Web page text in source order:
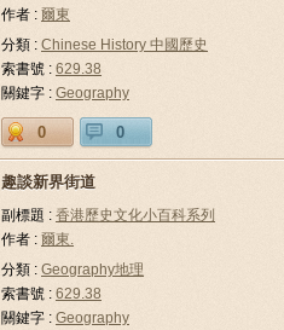
作者 : 爾東
分類 : Chinese History 中國歷史
索書號 : 629.38
關鍵字 : Geography
0 0
趣談新界街道
副標題 : 香港歷史文化小百科系列
作者 : 爾東.
分類 : Geography地理
索書號 : 629.38
關鍵字 : Geography